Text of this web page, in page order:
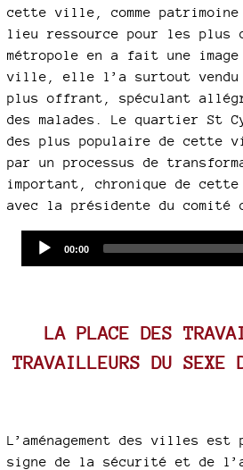
cette ville, comme patrimoine
lieu ressource pour les plus
métropole en a fait une
ville, elle l’a surtout vendu
plus offrant, spéculant
des malades. Le quartier St
des plus populaire de cette
par un processus de
important, chronique de
avec la présidente du comité
Current
00:00
LA PLACE DES
TRAVAILLEURS DU
L’aménagement des villes est
signe de la sécurité et de